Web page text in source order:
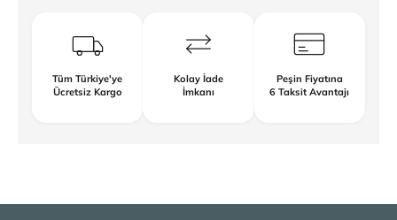
Tüm Türkiye'ye
Ücretsiz Kargo
Kolay İade
İmkanı
Peşin Fiyatına
6 Taksit Avantajı